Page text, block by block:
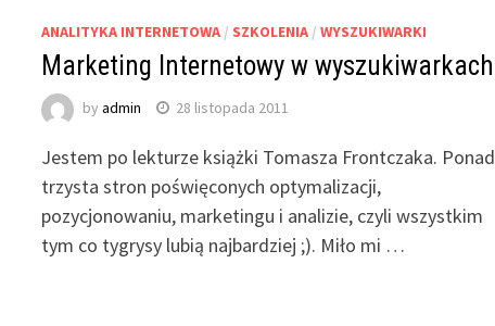
ANALITYKA INTERNETOWA / SZKOLENIA /WYSZUKIWARKI
Marketing Internetowy w wyszukiwarkach
byadmin 28 listopada 2011
Jestem po lekturze książki Tomasza Frontczaka. Ponad
trzysta stron poświęconych optymalizacji,
pozycjonowaniu, marketingu i analizie, czyli wszystkim
tym co tygrysy lubią najbardziej ;). Miło mi …